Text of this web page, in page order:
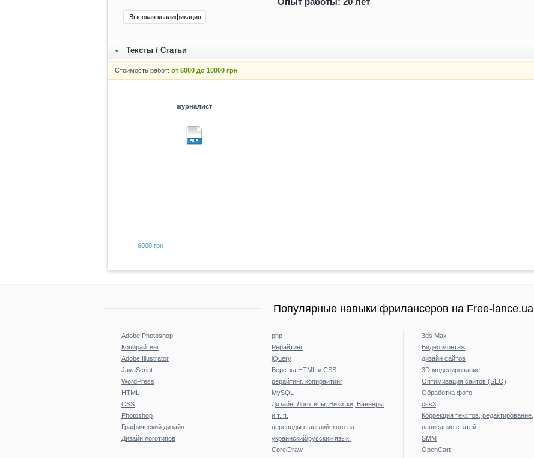
Высокая квалификация
Тексты / Статьи
Стоимость работ: от 6000 до 10000 грн
журналист
6000 грн
Популярные навыки фрилансеров на Free-lance.ua
Adobe Photoshop
Копирайтинг
Adobe Illustrator
JavaScript
WordPress
HTML
CSS
Photoshop
Графический дизайн
Дизайн логотипов
php
Рерайтинг
jQuery
Верстка HTML и CSS
рерайтинг, копирайтинг
MySQL
Дизайн: Логотипы, Визитки, Баннеры
и т. п.
переводы с английского на
украинский/русский язык.
CorelDraw
3ds Max
Видео монтаж
дизайн сайтов
3D моделирование
Оптимизация сайтов (SEO)
Обработка фото
css3
Коррекция текстов, редактирование,
написание статей
SMM
OpenCart